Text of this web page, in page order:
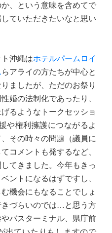
、という意味を含めてで
ていただきたいなと思い
沖縄はホテルパームロイ
らアライの方たちが中心と
ましたが、ただのお祭り
婚の法制化であったり、
るようなトークセッショ
や権利擁護につながるよ
その時々の問題（議員に
コメントも発するなど、
てきました。今年もきっ
ントになるはずですし、
機会にもなることでしょ
きづらいのでは…と思う方
バスターミナル、県庁前